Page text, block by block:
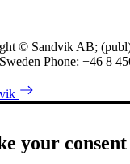
© Sandvik AB;
Phone: +46 8
your consent